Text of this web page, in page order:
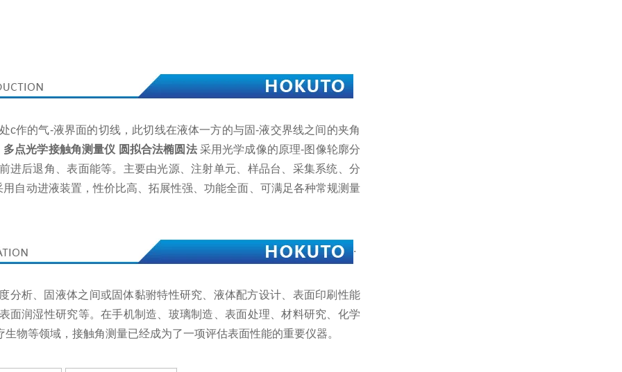
c作的气-液界面的切线，此切线在液体一方的与固-液交界线之间的夹角
多点光学接触角测量仪 圆拟合法椭圆法 采用光学成像的原理-图像轮廓分
进后退角、表面能等。主要由光源、注射单元、样品台、采集系统、分
用自动进液装置，性价比高、拓展性强、功能全面、可满足各种常规测量
.
分析、固液体之间或固体黏驸特性研究、液体配方设计、表面印刷性能
面润湿性研究等。在手机制造、玻璃制造、表面处理、材料研究、化学
物等领域，接触角测量已经成为了一项评估表面性能的重要仪器。